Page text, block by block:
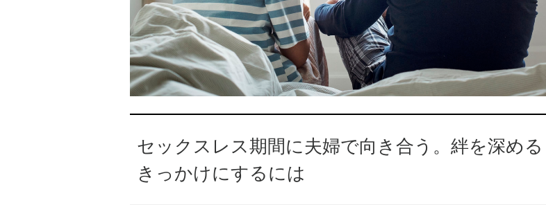
セックスレス期間に夫婦で向き合う。絆を深める
きっかけにするには